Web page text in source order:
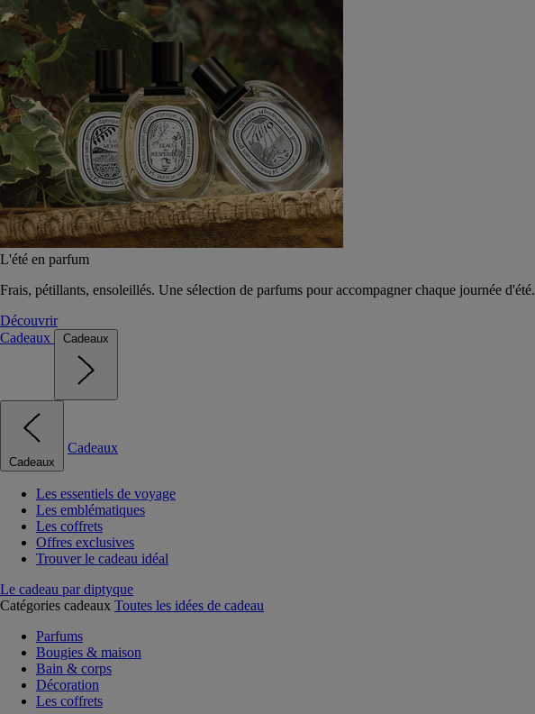
L'été en parfum
Frais, pétillants, ensoleillés. Une sélection de parfums pour accompagner chaque journée d'été.
Découvrir
Cadeaux
Cadeaux
Cadeaux
Cadeaux
Les essentiels de voyage
Les emblématiques
Les coffrets
Offres exclusives
Trouver le cadeau idéal
Le cadeau par diptyque
Catégories cadeaux Toutes les idées de cadeau
Parfums
Bougies & maison
Bain & corps
Décoration
Les coffrets